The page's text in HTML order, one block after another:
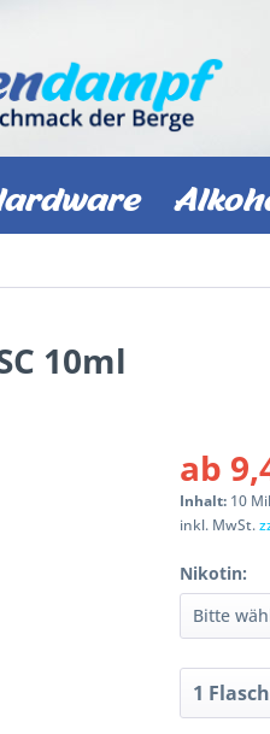
10ml
ab
Inhalt: 10
inkl. MwSt.
Nikotin: